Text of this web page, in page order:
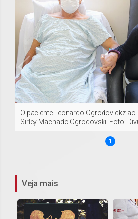
O paciente Leonardo Ogrodovickz
Sirley Machado Ogrodovski. Foto:
1
Veja mais